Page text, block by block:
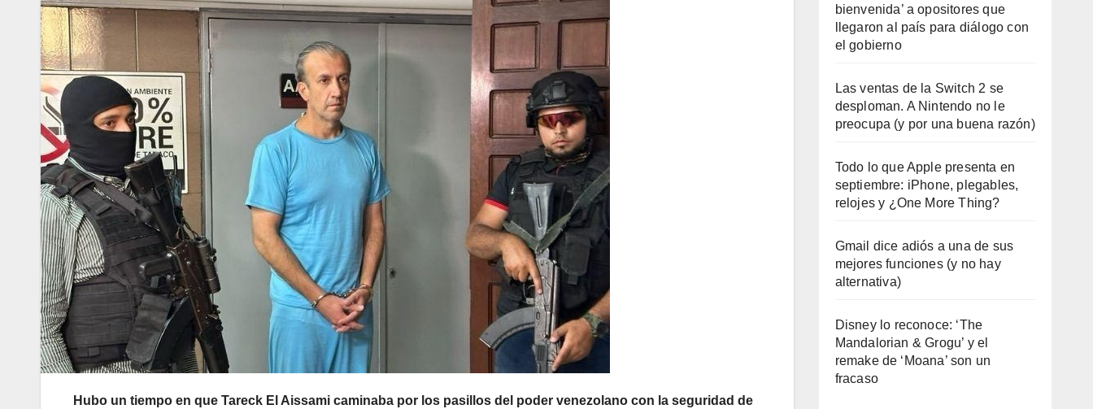
Hubo un tiempo en que Tareck El Aissami caminaba por los pasillos del poder venezolano con la seguridad de
bienvenida’ a opositores que
llegaron al país para diálogo con
el gobierno
Las ventas de la Switch 2 se
desploman. A Nintendo no le
preocupa (y por una buena razón)
Todo lo que Apple presenta en
septiembre: iPhone, plegables,
relojes y ¿One More Thing?
Gmail dice adiós a una de sus
mejores funciones (y no hay
alternativa)
Disney lo reconoce: ‘The
Mandalorian & Grogu’ y el
remake de ‘Moana’ son un
fracaso